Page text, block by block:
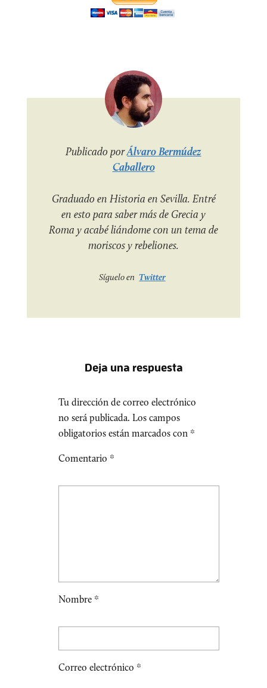
Publicado porÁlvaro Bermúdez
Caballero
Graduado en Historia en Sevilla. Entré
en esto para saber más de Grecia y
Roma y acabé liándome con un tema de
moriscos y rebeliones.
Síguelo en Twitter
Deja una respuesta
Tu dirección de correo electrónico
no será publicada. Los campos
obligatorios están marcados con *
Comentario *
Nombre *
Correo electrónico *